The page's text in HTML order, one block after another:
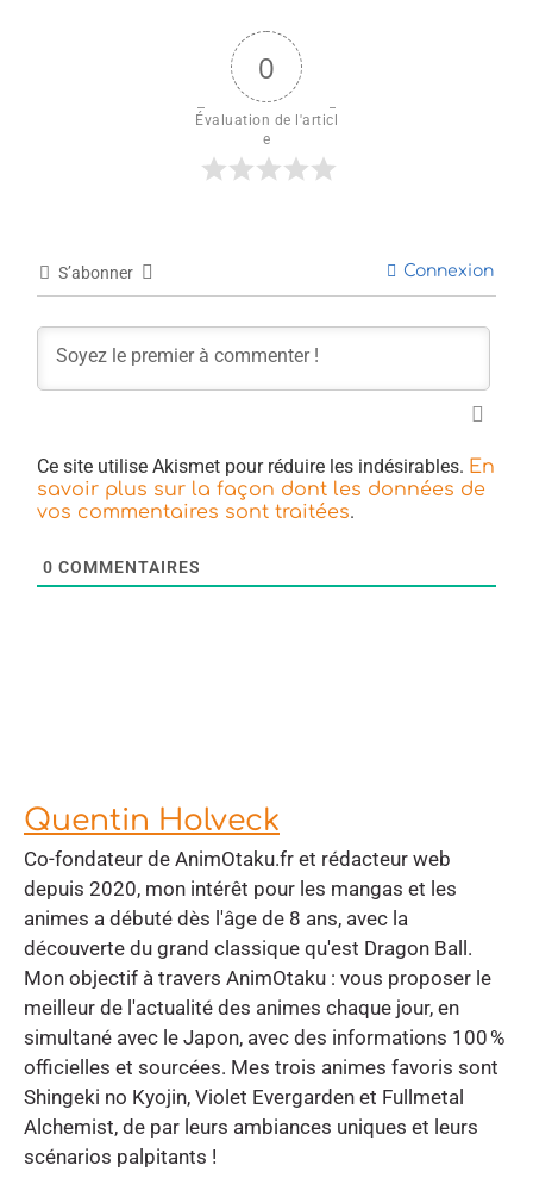
0
Évaluation de l'articl
e
S’abonner Connexion
Ce site utilise Akismet pour réduire les indésirables. En
savoir plus sur la façon dont les données de
vos commentaires sont traitées.
0 COMMENTAIRES
Quentin Holveck
Co-fondateur de AnimOtaku.fr et rédacteur web
depuis 2020, mon intérêt pour les mangas et les
animes a débuté dès l'âge de 8 ans, avec la
découverte du grand classique qu'est Dragon Ball.
Mon objectif à travers AnimOtaku : vous proposer le
meilleur de l'actualité des animes chaque jour, en
simultané avec le Japon, avec des informations 100 %
officielles et sourcées. Mes trois animes favoris sont
Shingeki no Kyojin, Violet Evergarden et Fullmetal
Alchemist, de par leurs ambiances uniques et leurs
scénarios palpitants !